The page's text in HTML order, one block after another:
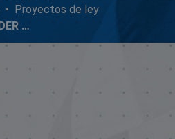
Proyectos de ley
02399-OFICIO AL PODER EJEC.RECHAZANDO OBSERVACIONES PROYECTO LA ZANJAS-SAN JUAN